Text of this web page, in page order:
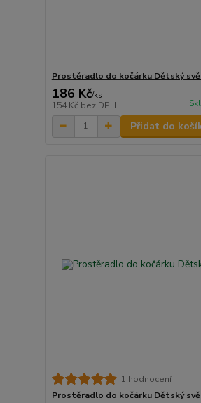
Prostěradlo do kočárku Dětský
186 Kč/ks
154 Kč bez DPH
Přidat do
1 hodnocení
Prostěradlo do kočárku Dětský